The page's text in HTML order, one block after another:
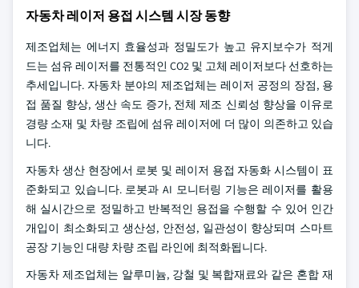
자동차 레이저 용접 시스템 시장 동향
제조업체는 에너지 효율성과 정밀도가 높고 유지보수가 적게
드는 섬유 레이저를 전통적인 CO2 및 고체 레이저보다 선호하는
추세입니다. 자동차 분야의 제조업체는 레이저 공정의 장점, 용
접 품질 향상, 생산 속도 증가, 전체 제조 신뢰성 향상을 이유로
경량 소재 및 차량 조립에 섬유 레이저에 더 많이 의존하고 있습
니다.
자동차 생산 현장에서 로봇 및 레이저 용접 자동화 시스템이 표
준화되고 있습니다. 로봇과 AI 모니터링 기능은 레이저를 활용
해 실시간으로 정밀하고 반복적인 용접을 수행할 수 있어 인간
개입이 최소화되고 생산성, 안전성, 일관성이 향상되며 스마트
공장 기능인 대량 차량 조립 라인에 최적화됩니다.
자동차 제조업체는 알루미늄, 강철 및 복합재료와 같은 혼합 재